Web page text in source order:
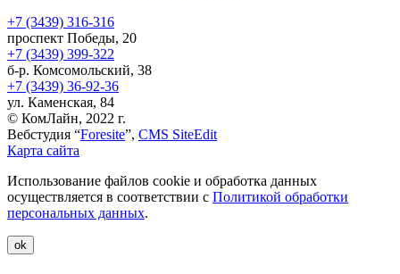
+7 (3439) 316-316
проспект Победы, 20
+7 (3439) 399-322
б-р. Комсомольский, 38
+7 (3439) 36-92-36
ул. Каменская, 84
© КомЛайн, 2022 г.
Вебстудия “Foresite”, CMS SiteEdit
Карта сайта
Использование файлов cookie и обработка данных
осуществляется в соответствии с Политикой обработки
персональных данных.
ok